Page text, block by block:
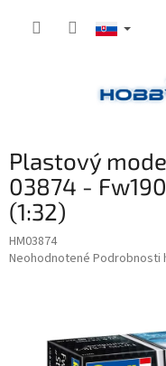
Plastový
03874 -
(1:32)
HM03874
Priemerné
Neohodnotené Podrobnosti